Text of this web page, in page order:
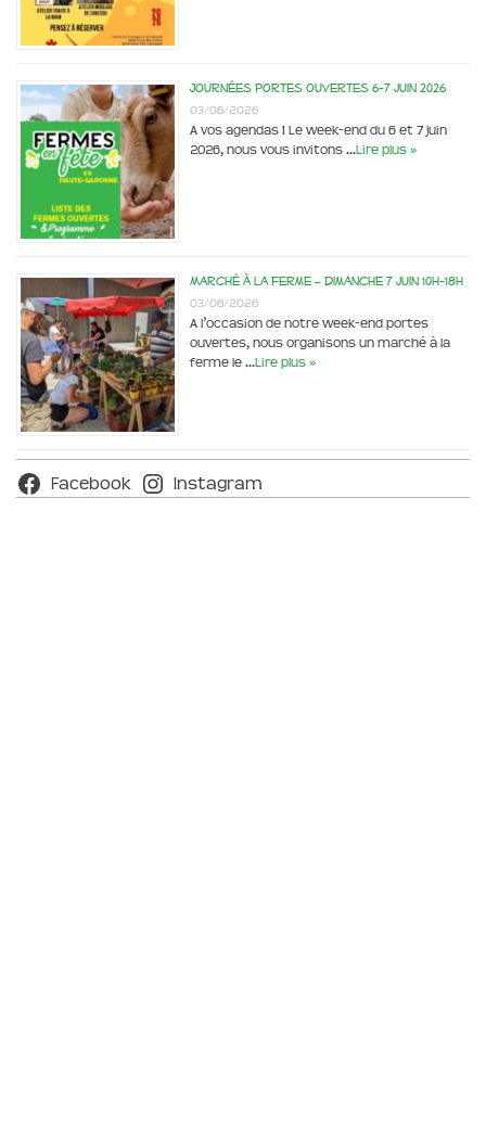
Journées portes ouvertes 6-7 juin 2026
03/06/2026
A vos agendas ! Le week-end du 6 et 7 juin
2026, nous vous invitons …Lire plus »
Marché à la ferme – dimanche 7 juin 10h-18h
03/06/2026
A l’occasion de notre week-end portes
ouvertes, nous organisons un marché à la
ferme le …Lire plus »
Facebook Instagram